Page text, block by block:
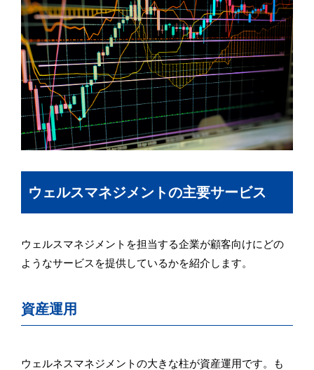
ウェルスマネジメントの主要サービス
ウェルスマネジメントを担当する企業が顧客向けにどの
ようなサービスを提供しているかを紹介します。
資産運用
ウェルネスマネジメントの大きな柱が資産運用です。も